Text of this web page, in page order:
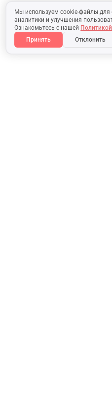
Мы используем cookie-файлы для
аналитики и улучшения
Ознакомьтесь с нашей
Принять
Отклонить